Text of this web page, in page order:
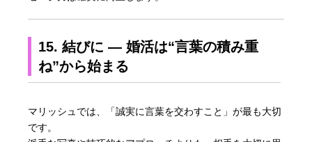
15. 結びに ― 婚活は“言葉の積み重
ね”から始まる
マリッシュでは、「誠実に言葉を交わすこと」が最も大切
です。